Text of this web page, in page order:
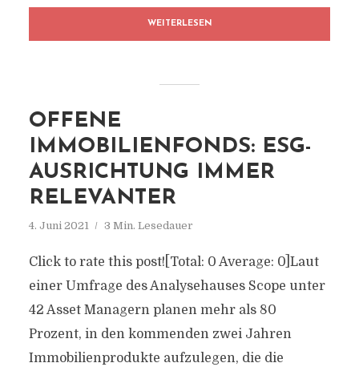
WEITERLESEN
OFFENE
IMMOBILIENFONDS: ESG-
AUSRICHTUNG IMMER
RELEVANTER
4. Juni 2021 3 Min. Lesedauer
Click to rate this post![Total: 0 Average: 0]Laut
einer Umfrage des Analysehauses Scope unter
42 Asset Managern planen mehr als 80
Prozent, in den kommenden zwei Jahren
Immobilienprodukte aufzulegen, die die